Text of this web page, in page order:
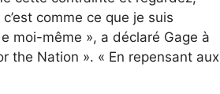
comme ce que je suis
moi-même », a déclaré Gage à
the Nation ». « En repensant aux